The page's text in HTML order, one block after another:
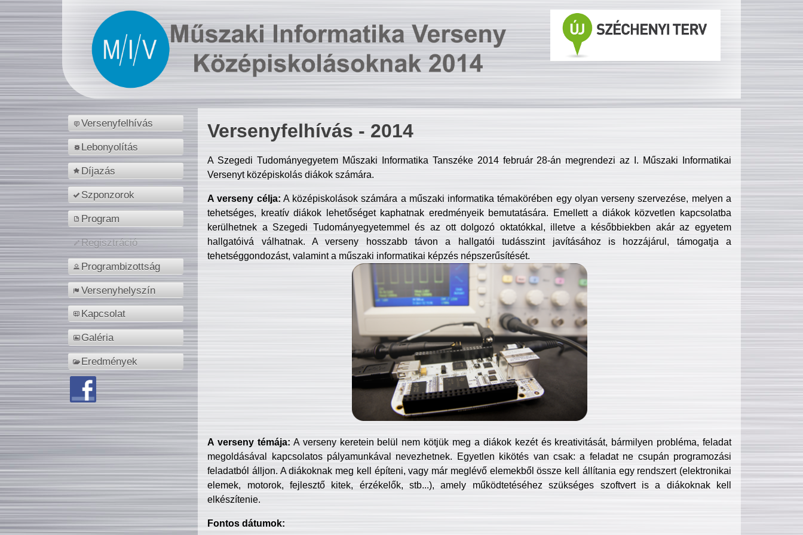
Versenyfelhívás
Lebonyolítás
Díjazás
Szponzorok
Program
Regisztráció
Programbizottság
Versenyhelyszín
Kapcsolat
Galéria
Eredmények
Versenyfelhívás - 2014
A Szegedi Tudományegyetem Műszaki Informatika Tanszéke 2014 február 28-án megrendezi az I. Műszaki Informatikai
Versenyt középiskolás diákok számára.
A verseny célja: A középiskolások számára a műszaki informatika témakörében egy olyan verseny szervezése, melyen a
tehetséges, kreatív diákok lehetőséget kaphatnak eredményeik bemutatására. Emellett a diákok közvetlen kapcsolatba
kerülhetnek a Szegedi Tudományegyetemmel és az ott dolgozó oktatókkal, illetve a későbbiekben akár az egyetem
hallgatóivá válhatnak. A verseny hosszabb távon a hallgatói tudásszint javításához is hozzájárul, támogatja a
tehetséggondozást, valamint a műszaki informatikai képzés népszerűsítését.
A verseny témája: A verseny keretein belül nem kötjük meg a diákok kezét és kreativitását, bármilyen probléma, feladat
megoldásával kapcsolatos pályamunkával nevezhetnek. Egyetlen kikötés van csak: a feladat ne csupán programozási
feladatból álljon. A diákoknak meg kell építeni, vagy már meglévő elemekből össze kell állítania egy rendszert (elektronikai
elemek, motorok, fejlesztő kitek, érzékelők, stb...), amely működtetéséhez szükséges szoftvert is a diákoknak kell
elkészítenie.
Fontos dátumok: